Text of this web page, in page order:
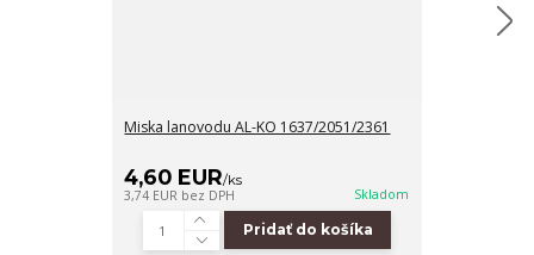
Miska lanovodu AL-KO 1637/2051/2361
4,60 EUR/ks
3,74 EUR bez DPH Skladom
Pridať do košíka